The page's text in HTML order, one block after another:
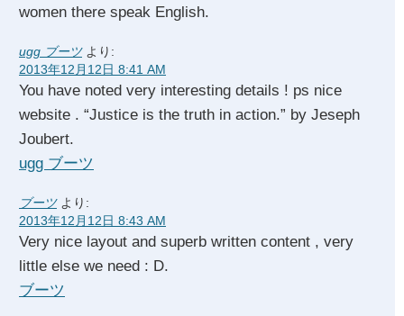
women there speak English.
ugg ブーツ より:
2013年12月12日 8:41 AM
You have noted very interesting details ! ps nice
website . “Justice is the truth in action.” by Jeseph
Joubert.
ugg ブーツ
ブーツ より:
2013年12月12日 8:43 AM
Very nice layout and superb written content , very
little else we need : D.
ブーツ